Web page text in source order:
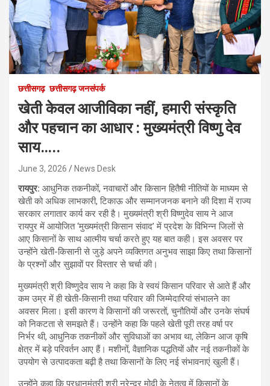
छत्तीसगढ़ छत्तीसगढ़ जनसंपर्क
खेती केवल आजीविका नहीं, हमारी संस्कृति
और पहचान का आधार : मुख्यमंत्री विष्णु देव
साय…..
June 3, 2026 News Desk
रायपुर: आधुनिक तकनीकों, नवाचारों और किसान हितैषी नीतियों के माध्यम से
खेती को अधिक लाभकारी, टिकाऊ और सम्मानजनक बनाने की दिशा में राज्य
सरकार लगातार कार्य कर रही है। मुख्यमंत्री श्री विष्णुदेव साय ने आज
रायपुर में आयोजित ‘मुख्यमंत्री किसान संवाद’ में प्रदेश के विभिन्न जिलों से
आए किसानों के साथ आत्मीय चर्चा करते हुए यह बात कही। इस अवसर पर
उन्होंने खेती-किसानी से जुड़े अपने व्यक्तिगत अनुभव साझा किए तथा किसानों
के प्रश्नों और सुझावों पर विस्तार से चर्चा की।
मुख्यमंत्री श्री विष्णुदेव साय ने कहा कि वे स्वयं किसान परिवार से आते हैं और
कम उम्र में ही खेती-किसानी तथा परिवार की जिम्मेदारियां संभालने का
अवसर मिला। इसी कारण वे किसानों की जरूरतों, चुनौतियों और उनके संघर्ष
को निकटता से समझते हैं। उन्होंने कहा कि पहले खेती पूरी तरह वर्षा पर
निर्भर थी, आधुनिक तकनीकों और सुविधाओं का अभाव था, लेकिन आज कृषि
क्षेत्र में बड़े परिवर्तन आए हैं। मशीनों, वैज्ञानिक पद्धतियों और नई तकनीकों के
उपयोग से उत्पादकता बढ़ी है तथा किसानों के लिए नई संभावनाएं खुली हैं।
उन्होंने कहा कि प्रधानमंत्री श्री नरेन्द्र मोदी के नेतृत्व में किसानों के